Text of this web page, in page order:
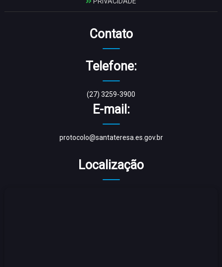
Contato
Telefone:
(27) 3259-3900
E-mail:
protocolo@santateresa.es.gov.br
Localização